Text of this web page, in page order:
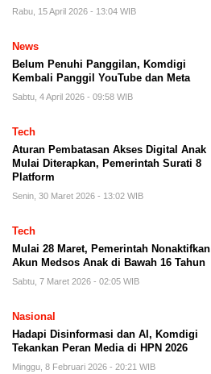
Rabu, 15 April 2026 - 13:04 WIB
News
Belum Penuhi Panggilan, Komdigi
Kembali Panggil YouTube dan Meta
Sabtu, 4 April 2026 - 09:58 WIB
Tech
Aturan Pembatasan Akses Digital Anak
Mulai Diterapkan, Pemerintah Surati 8
Platform
Senin, 30 Maret 2026 - 13:02 WIB
Tech
Mulai 28 Maret, Pemerintah Nonaktifkan
Akun Medsos Anak di Bawah 16 Tahun
Sabtu, 7 Maret 2026 - 02:05 WIB
Nasional
Hadapi Disinformasi dan AI, Komdigi
Tekankan Peran Media di HPN 2026
Minggu, 8 Februari 2026 - 20:21 WIB